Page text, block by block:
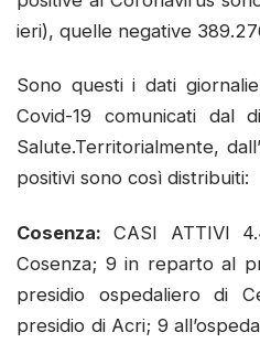
ieri), quelle negative
Sono questi i dati
Covid-19 comunicati dal
Salute.Territorialmente,
positivi sono così distribuiti:
Cosenza: CASI ATTIVI
Cosenza; 9 in reparto al
presidio ospedaliero di
presidio di Acri; 9